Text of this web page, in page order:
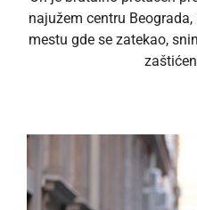
najužem centru
mestu gde se zatekao,